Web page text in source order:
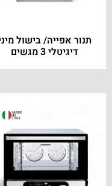
תנור אפייה/ בישול מיני
דיגיטלי 3 מגשים